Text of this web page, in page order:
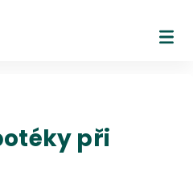
při